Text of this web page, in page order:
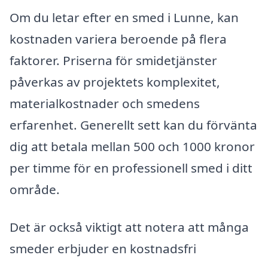
Om du letar efter en smed i Lunne, kan
kostnaden variera beroende på flera
faktorer. Priserna för smidetjänster
påverkas av projektets komplexitet,
materialkostnader och smedens
erfarenhet. Generellt sett kan du förvänta
dig att betala mellan 500 och 1000 kronor
per timme för en professionell smed i ditt
område.
Det är också viktigt att notera att många
smeder erbjuder en kostnadsfri